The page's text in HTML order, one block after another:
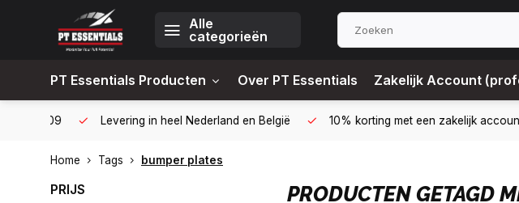
Alle
categorieën
PT Essentials Producten Over PT Essentials Zakelijk Account
Levering in heel Nederland en België 10% korting met een zakelijk account
Home Tags bumper plates
PRIJS PRODUCTEN GETAGD